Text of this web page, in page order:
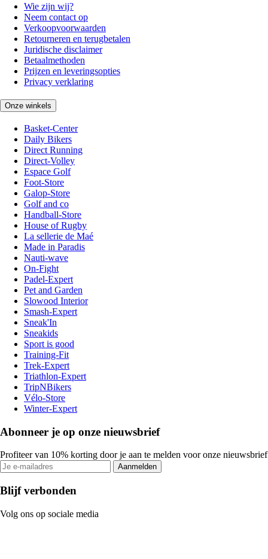
Wie zijn wij?
Neem contact op
Verkoopvoorwaarden
Retourneren en terugbetalen
Juridische disclaimer
Betaalmethoden
Prijzen en leveringsopties
Privacy verklaring
Onze winkels
Basket-Center
Daily Bikers
Direct Running
Direct-Volley
Espace Golf
Foot-Store
Galop-Store
Golf and co
Handball-Store
House of Rugby
La sellerie de Maé
Made in Paradis
Nauti-wave
On-Fight
Padel-Expert
Pet and Garden
Slowood Interior
Smash-Expert
Sneak'In
Sneakids
Sport is good
Training-Fit
Trek-Expert
Triathlon-Expert
TripNBikers
Vélo-Store
Winter-Expert
Abonneer je op onze nieuwsbrief
Profiteer van 10% korting door je aan te melden voor onze nieuwsbrief
Aanmelden
Blijf verbonden
Volg ons op sociale media